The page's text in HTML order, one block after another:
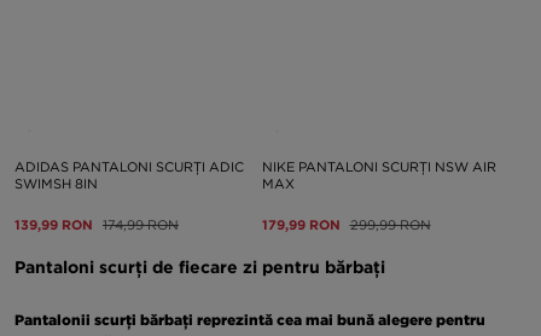
ADIDAS PANTALONI SCURȚI ADIC
SWIMSH 8IN
139,99 RON 174,99 RON
NIKE PANTALONI SCURȚI NSW AIR
MAX
179,99 RON 299,99 RON
Pantaloni scurți de fiecare zi pentru bărbați
Pantalonii scurți bărbați reprezintă cea mai bună alegere pentru